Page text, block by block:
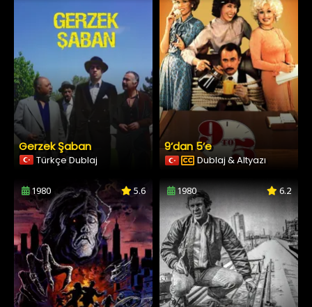
Gerzek Şaban
Türkçe Dublaj
9’dan 5’e
Dublaj & Altyazı
1980 5.6 1980 6.2